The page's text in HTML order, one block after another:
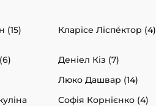
(15) Кларісе Ліспéктор (4)
Деніел Кіз (7)
Люко Дашвар (14)
Софія Корнієнко (4)